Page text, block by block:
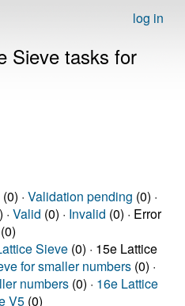
log in
Sieve tasks for
(0) · Validation pending (0) ·
Valid (0) · Invalid (0) · Error
(0)
Sieve (0) · 15e Lattice
for smaller numbers (0) ·
numbers (0) · 16e Lattice
V5 (0)